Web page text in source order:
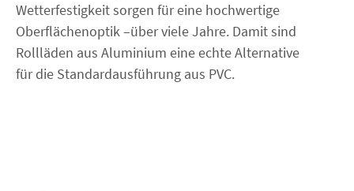
Wetterfestigkeit sorgen für eine hochwertige
Oberflächenoptik –über viele Jahre. Damit sind
Rollläden aus Aluminium eine echte Alternative
für die Standardausführung aus PVC.